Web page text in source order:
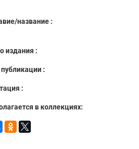
название :
издания :
:
:
в коллекциях: